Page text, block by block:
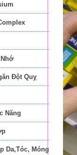
Đột Quỵ
Năng
Da,tóc, Móng